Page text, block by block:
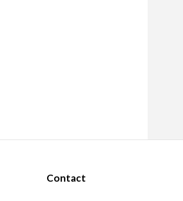
Contact